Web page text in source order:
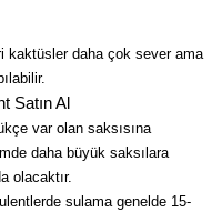
kaktüsler daha çok sever ama
var olan saksısına
daha büyük saksılara
olacaktır.
sulama genelde 15-